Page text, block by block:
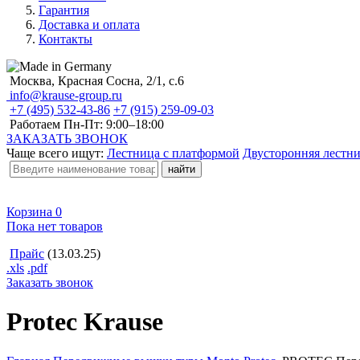
Гарантия
Доставка и оплата
Контакты
Москва, Красная Сосна, 2/1, с.6
info@krause-group.ru
+7 (495) 532-43-86 +7 (915) 259-09-03
Работаем Пн-Пт: 9:00–18:00
ЗАКАЗАТЬ ЗВОНОК
Чаще всего ищут: Лестница с платформой Двусторонняя
Корзина 0
Пока нет товаров
Прайс (13.03.25)
.xls .pdf
Заказать звонок
Protec Krause